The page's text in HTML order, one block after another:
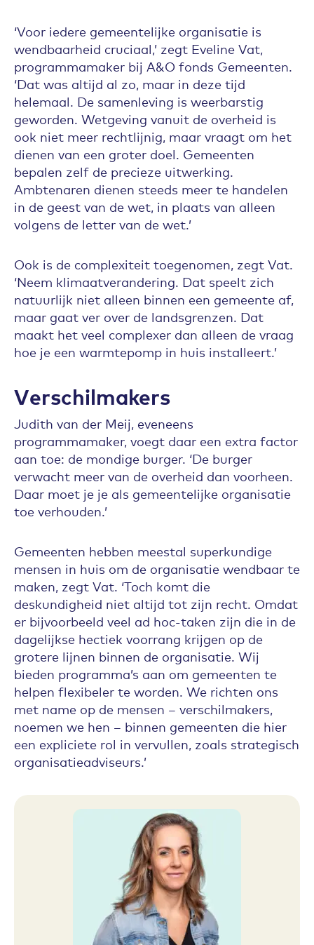
‘Voor iedere gemeentelijke organisatie is
wendbaarheid cruciaal,’ zegt Eveline Vat,
programmamaker bij A&O fonds Gemeenten.
‘Dat was altijd al zo, maar in deze tijd
helemaal. De samenleving is weerbarstig
geworden. Wetgeving vanuit de overheid is
ook niet meer rechtlijnig, maar vraagt om het
dienen van een groter doel. Gemeenten
bepalen zelf de precieze uitwerking.
Ambtenaren dienen steeds meer te handelen
in de geest van de wet, in plaats van alleen
volgens de letter van de wet.’
Ook is de complexiteit toegenomen, zegt Vat.
‘Neem klimaatverandering. Dat speelt zich
natuurlijk niet alleen binnen een gemeente af,
maar gaat ver over de landsgrenzen. Dat
maakt het veel complexer dan alleen de vraag
hoe je een warmtepomp in huis installeert.’
Verschilmakers
Judith van der Meij, eveneens
programmamaker, voegt daar een extra factor
aan toe: de mondige burger. ‘De burger
verwacht meer van de overheid dan voorheen.
Daar moet je je als gemeentelijke organisatie
toe verhouden.’
Gemeenten hebben meestal superkundige
mensen in huis om de organisatie wendbaar te
maken, zegt Vat. ‘Toch komt die
deskundigheid niet altijd tot zijn recht. Omdat
er bijvoorbeeld veel ad hoc-taken zijn die in de
dagelijkse hectiek voorrang krijgen op de
grotere lijnen binnen de organisatie. Wij
bieden programma’s aan om gemeenten te
helpen flexibeler te worden. We richten ons
met name op de mensen – verschilmakers,
noemen we hen – binnen gemeenten die hier
een expliciete rol in vervullen, zoals strategisch
organisatieadviseurs.’